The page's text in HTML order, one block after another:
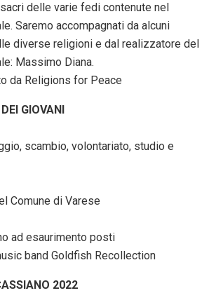
delle varie fedi contenute nel
Saremo accompagnati da alcuni
diverse religioni e dal realizzatore del
Massimo Diana.
da Religions for Peace
GIOVANI
scambio, volontariato, studio e
Comune di Varese
ad esaurimento posti
band Goldfish Recollection
2022